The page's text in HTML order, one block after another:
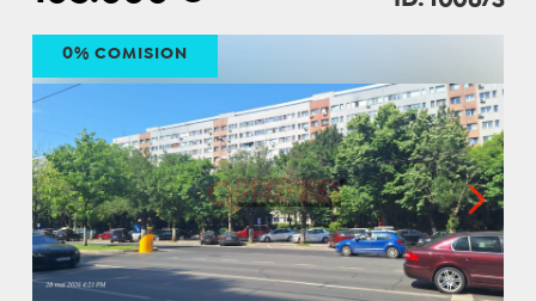
0% COMISION